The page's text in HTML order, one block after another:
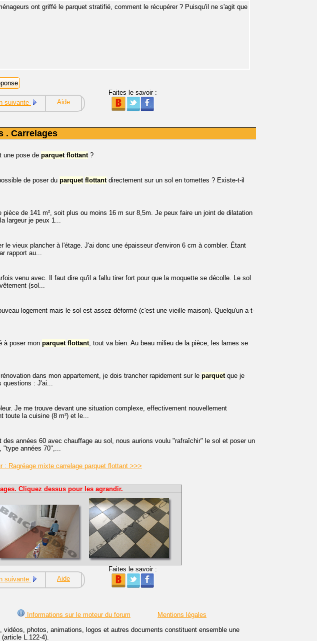
ont griffé le parquet stratifié, comment le récupérer ? Puisqu'il ne s'agit que
suivante Aide
Faites le savoir :
. Carrelages
une pose de parquet flottant?
de poser du parquet flottantdirectement sur un sol en tomettes ? Existe-t-il
pièce de 141 m², soit plus ou moins 16 m sur 8,5m. Je peux faire un joint de dilatation
largeur je peux 1...
le vieux plancher à l'étage. J'ai donc une épaisseur d'environ 6 cm à combler. Étant
rapport au...
venu avec. Il faut dire qu'il a fallu tirer fort pour que la moquette se décolle. Le sol
(sol...
logement mais le sol est assez déformé (c'est une vieille maison). Quelqu'un a-t-
à poser mon parquet flottant, tout va bien. Au beau milieu de la pièce, les lames se
dans mon appartement, je dois trancher rapidement sur le parquetque je
questions : J'ai...
Je me trouve devant une situation complexe, effectivement nouvellement
toute la cuisine (8 m²) et le...
années 60 avec chauffage au sol, nous aurions voulu "rafraîchir" le sol et poser un
"type années 70",...
: Ragréage mixte carrelage parquet flottant >>>
Cliquez dessus pour les agrandir.
suivante Aide
Faites le savoir :
Informations sur le moteur du forum
Mentions légales
photos, animations, logos et autres documents constituent ensemble une
L.122-4).